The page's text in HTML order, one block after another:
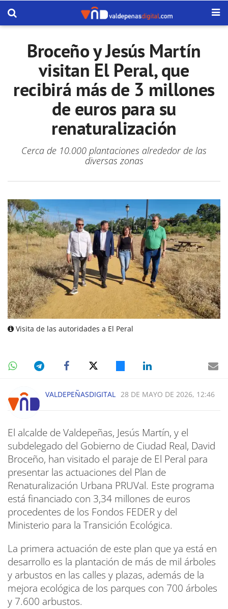
Broceño y Jesús Martín
visitan El Peral, que
recibirá más de 3 millones
de euros para su
renaturalización
Cerca de 10.000 plantaciones alrededor de las
diversas zonas
Visita de las autoridades a El Peral
VALDEPEÑASDIGITAL 28 DE MAYO DE 2026, 12:46
El alcalde de Valdepeñas, Jesús Martín, y el
subdelegado del Gobierno de Ciudad Real, David
Broceño, han visitado el paraje de El Peral para
presentar las actuaciones del Plan de
Renaturalización Urbana PRUVal. Este programa
está financiado con 3,34 millones de euros
procedentes de los Fondos FEDER y del
Ministerio para la Transición Ecológica.
La primera actuación de este plan que ya está en
desarrollo es la plantación de más de mil árboles
y arbustos en las calles y plazas, además de la
mejora ecológica de los parques con 700 árboles
y 7.600 arbustos.